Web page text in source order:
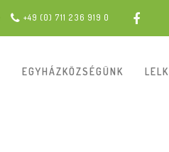
+49 (0) 711 236 919 0
EGYHÁZKÖZSÉGÜNK